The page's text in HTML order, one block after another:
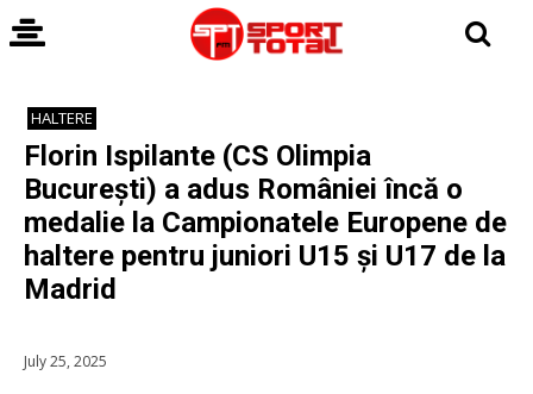
HALTERE
Florin Ispilante (CS Olimpia
București) a adus României încă o
medalie la Campionatele Europene de
haltere pentru juniori U15 și U17 de la
Madrid
July 25, 2025